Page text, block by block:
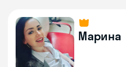
Марина